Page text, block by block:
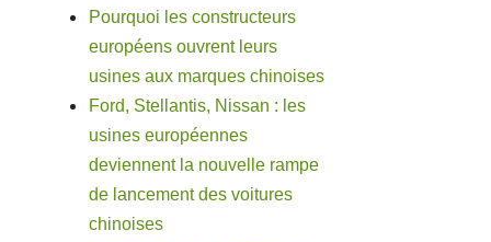
Pourquoi les constructeurs
européens ouvrent leurs
usines aux marques chinoises
Ford, Stellantis, Nissan : les
usines européennes
deviennent la nouvelle rampe
de lancement des voitures
chinoises